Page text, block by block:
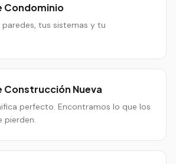
Condominio
tus sistemas y tu
Construcción Nueva
perfecto. Encontramos lo que los
pierden.